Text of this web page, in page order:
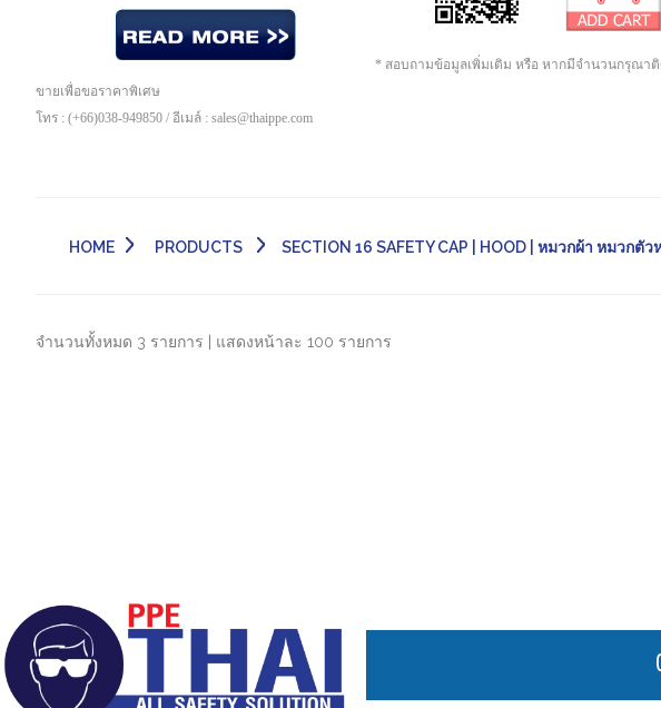
* สอบถามข้อมูลเพิ่มเติม หรือ หากมีจำนวนกรุณา
ขายเพื่อขอราคาพิเศษ
โทร : (+66)038-949850 / อีเมล์ : sales@thaippe.com
HOME PRODUCTS SECTION 16 SAFETY CAP | HOOD | หมวกผ้า หมวก
จำนวนทั้งหมด 3 รายการ | แสดงหน้าละ 100 รายการ